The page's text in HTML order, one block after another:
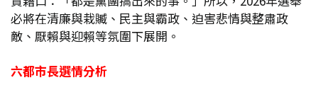
必將在清廉與栽贓、民主與霸政、迫害悲情與整肅政
敵、厭賴與迎賴等氛圍下展開。
六都市長選情分析